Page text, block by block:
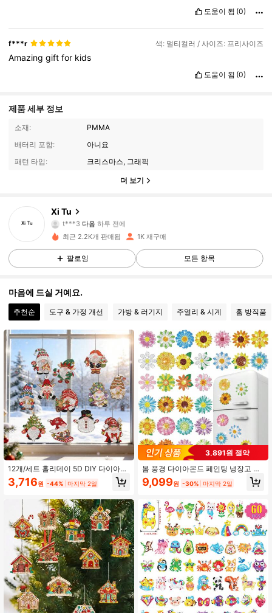
도움이 됨 (0)
f***r 색: 멀티컬러 / 사이즈: 프리사이즈
Amazinggiftfor kids
도움이 됨 (0)
제품 세부 정보
소재:
PMMA
배터리 포함:
아니요
패턴 타입:
크리스마스, 그래픽
더 보기
Xi Tu
4.96
t***3 다음 하루 전에
4.96 255 팔로워
4.96 255 팔로워
4.96 255 팔로워
4.96 255 팔로워
255 팔로워
4.96 255 팔로워
최근 2.2K개 판매됨 1K 재구매
팔로잉 모든 항목
마음에 드실 거예요.
추천순 도구 & 가정 개선 가방 & 러기지 주얼리 & 시계 홈 방직품
12개/세트 홀리데이 5D DIY 다이아몬
드 페인팅 크리스마스 장식 키트 - 생
생한 키체인, 라운드 다이아몬드, 눈송
공예, 크리스마스 다이아몬드 페인팅,
크리스마스 장식품, 크리스마스 공예
에 적합합니다.
3,716원 -44% 마지막 2일
3,891원 절약
봄 풍경 다이아몬드 페인팅 냉장고 자
석 30개 세트, 자동차용 반사 다이아
몬드 스티커, 차/선박/문용 5d 다이아
9,099원 -30% 마지막 2일